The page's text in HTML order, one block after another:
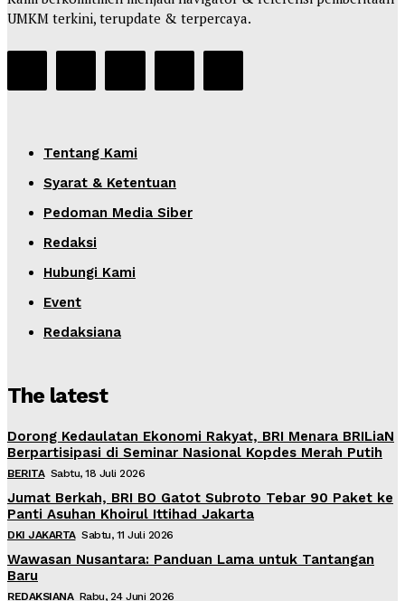
UMKM terkini, terupdate & terpercaya.
Tentang Kami
Syarat & Ketentuan
Pedoman Media Siber
Redaksi
Hubungi Kami
Event
Redaksiana
The latest
Dorong Kedaulatan Ekonomi Rakyat, BRI Menara BRILiaN
Berpartisipasi di Seminar Nasional Kopdes Merah Putih
BERITA Sabtu, 18 Juli 2026
Jumat Berkah, BRI BO Gatot Subroto Tebar 90 Paket ke
Panti Asuhan Khoirul Ittihad Jakarta
DKI JAKARTA Sabtu, 11 Juli 2026
Wawasan Nusantara: Panduan Lama untuk Tantangan
Baru
REDAKSIANA Rabu, 24 Juni 2026